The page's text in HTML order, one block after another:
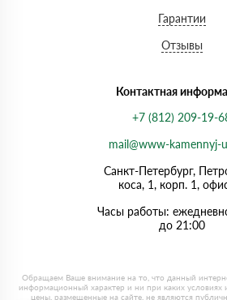
Гарантии
Отзывы
Контактная
+7 (812) 209-19-
mail@www-kamennyj-
Санкт-Петербург,
коса, 1, корп. 1,
Часы работы:
до 21:00